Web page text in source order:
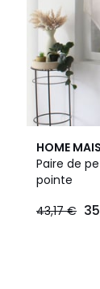
HOME
Paire de
pointe
43,17 €
2
Couleurs